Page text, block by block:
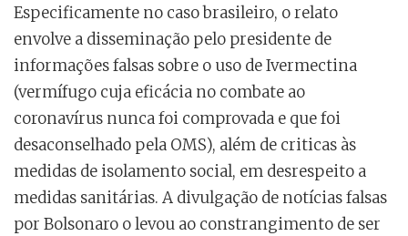
Especificamente no caso brasileiro, o relato
envolve a disseminação pelo presidente de
informações falsas sobre o uso de Ivermectina
(vermífugo cuja eficácia no combate ao
coronavírus nunca foi comprovada e que foi
desaconselhado pela OMS), além de criticas às
medidas de isolamento social, em desrespeito a
medidas sanitárias. A divulgação de notícias falsas
por Bolsonaro o levou ao constrangimento de ser